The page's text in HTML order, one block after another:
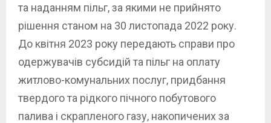
та наданням пільг, за якими не прийнято
рішення станом на 30 листопада 2022 року.
До квітня 2023 року передають справи про
одержувачів субсидій та пільг на оплату
житлово-комунальних послуг, придбання
твердого та рідкого пічного побутового
палива і скрапленого газу, накопичених за